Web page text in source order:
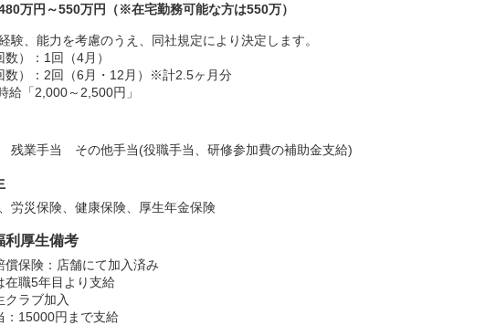
480万円～550万円（※在宅勤務可能な方は550万）
験、能力を考慮のうえ、同社規定により決定します。
）：1回（4月）
数）：2回（6月・12月）※計2.5ヶ月分
給「2,000～2,500円」
残業手当 その他手当(役職手当、研修参加費の補助金支給)
労災保険、健康保険、厚生年金保険
利厚生備考
償保険：店舗にて加入済み
在職5年目より支給
クラブ加入
：15000円まで支給